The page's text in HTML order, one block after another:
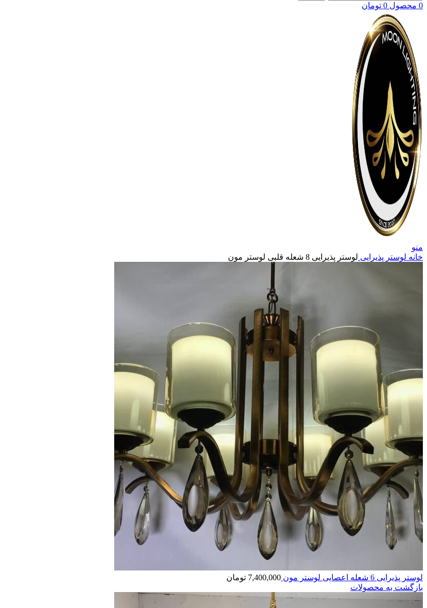
0 محصول 0 تومان
منو
خانه لوستر پذیرایی لوستر پذیرایی 8 شعله قلبی لوستر مون
لوستر پذیرایی 6 شعله اعصایی لوستر مون 7,400,000 تومان
بازگشت به محصولات